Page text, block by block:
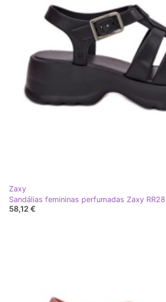
Zaxy
Sandálias femininas perfumadas Zaxy
58,12 €